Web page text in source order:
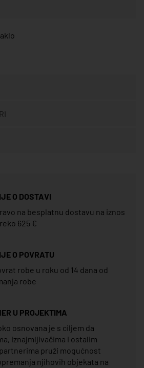
O DOSTAVI
na besplatnu dostavu na iznos
625 €
O POVRATU
robe u roku od 14 dana od
robe
U PROJEKTIMA
osnovana je s ciljem da
iznajmljivačima i ostalim
pruži mogućnost
njihovih objekata na